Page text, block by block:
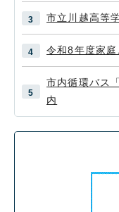
市立川越高等
令和8年度家
市内循環バス
内